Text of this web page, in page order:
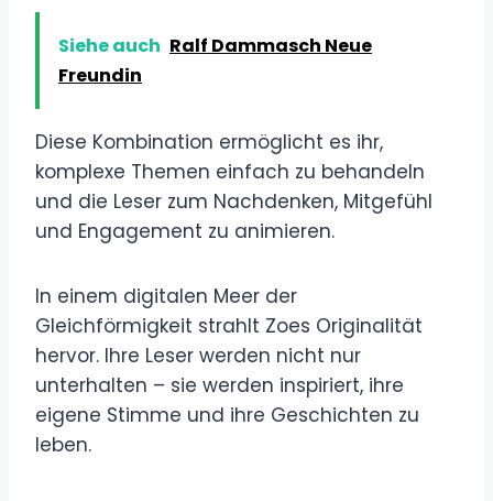
Siehe auch Ralf Dammasch Neue
Freundin
Diese Kombination ermöglicht es ihr,
komplexe Themen einfach zu behandeln
und die Leser zum Nachdenken, Mitgefühl
und Engagement zu animieren.
In einem digitalen Meer der
Gleichförmigkeit strahlt Zoes Originalität
hervor. Ihre Leser werden nicht nur
unterhalten – sie werden inspiriert, ihre
eigene Stimme und ihre Geschichten zu
leben.